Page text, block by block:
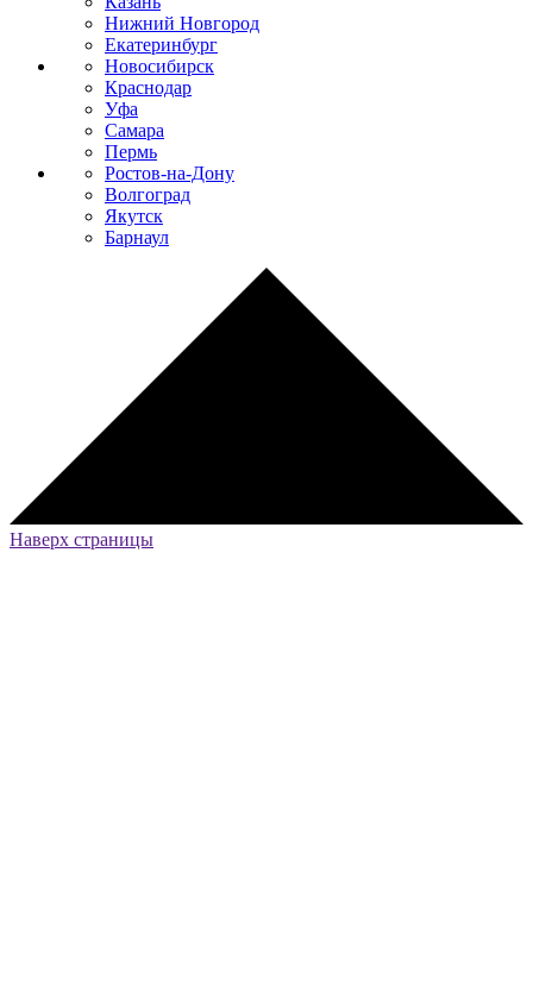
Нижний Новгород
Екатеринбург
Новосибирск
Краснодар
Уфа
Самара
Пермь
Ростов-на-Дону
Волгоград
Якутск
Барнаул
Наверх страницы